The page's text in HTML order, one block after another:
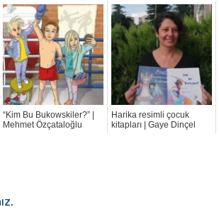
“Kim Bu Bukowskiler?” |
Mehmet Özçataloğlu
Harika resimli çocuk
kitapları | Gaye Dinçel
.